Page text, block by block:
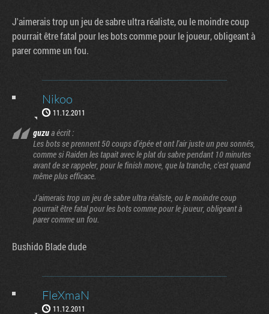
J'aimerais trop un jeu de sabre ultra réaliste, ou le moindre coup
pourrait être fatal pour les bots comme pour le joueur, obligeant à
parer comme un fou.
Nikoo
11.12.2011
guzua écrit :
Les bots se prennent 50 coups d'épée et ont l'air juste un peu sonnés,
comme si Raiden les tapait avec le plat du sabre pendant 10 minutes
avant de se rappeler, pour le finish move, que la tranche, c'est quand
même plus efficace.
J'aimerais trop un jeu de sabre ultra réaliste, ou le moindre coup
pourrait être fatal pour les bots comme pour le joueur, obligeant à
parer comme un fou.
Bushido Blade dude
FleXmaN
11.12.2011